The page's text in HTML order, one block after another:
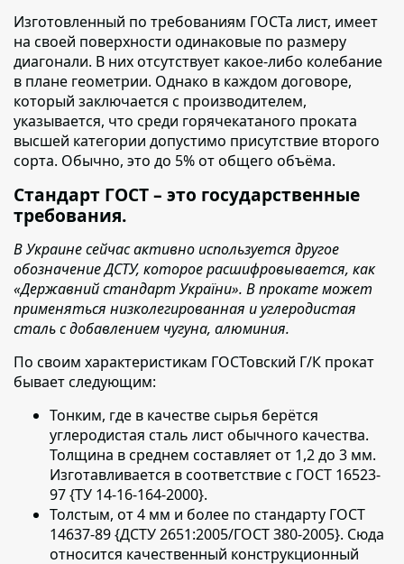
Изготовленный по требованиям ГОСТа лист, имеет
на своей поверхности одинаковые по размеру
диагонали. В них отсутствует какое-либо колебание
в плане геометрии. Однако в каждом договоре,
который заключается с производителем,
указывается, что среди горячекатаного проката
высшей категории допустимо присутствие второго
сорта. Обычно, это до 5% от общего объёма.
Стандарт ГОСТ – это государственные
требования.
В Украине сейчас активно используется другое
обозначение ДСТУ, которое расшифровывается, как
«Державний стандарт України». В прокате может
применяться низколегированная и углеродистая
сталь с добавлением чугуна, алюминия.
По своим характеристикам ГОСТовский Г/К прокат
бывает следующим:
Тонким, где в качестве сырья берётся
углеродистая сталь лист обычного качества.
Толщина в среднем составляет от 1,2 до 3 мм.
Изготавливается в соответствие с ГОСТ 16523-
97 {ТУ 14-16-164-2000}.
Толстым, от 4 мм и более по стандарту ГОСТ
14637-89 {ДСТУ 2651:2005/ГОСТ 380-2005}. Сюда
относится качественный конструкционный